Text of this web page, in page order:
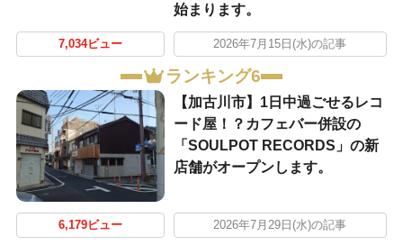
始まります。
7,034ビュー 2026年7月15日(水)の記事
ランキング6
【加古川市】1日中過ごせるレコ
ード屋！？カフェバー併設の
「SOULPOT RECORDS」の新
店舗がオープンします。
6,179ビュー 2026年7月29日(水)の記事